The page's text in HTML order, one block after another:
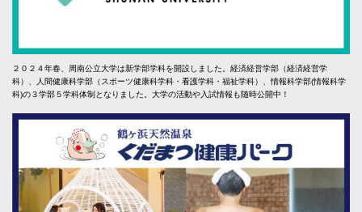
２０２４年春、周南公立大学は新学部学科を開設しました。経済経営学部（経済経営学
科）、人間健康科学部（スポーツ健康科学科・看護学科・福祉学科）、情報科学部(情報科学
科)の３学部５学科体制となりました。大学の活動や入試情報も随時公開中！